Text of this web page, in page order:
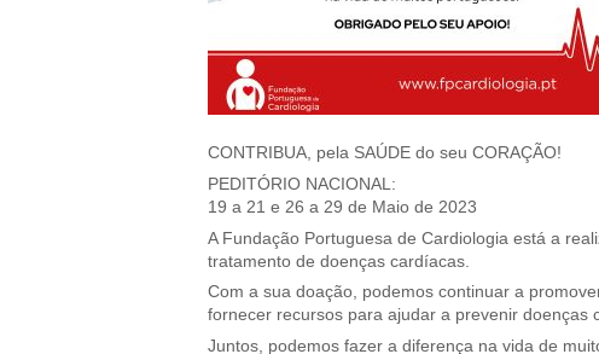
CONTRIBUA, pela SAÚDE do seu CORAÇÃO!
PEDITÓRIO NACIONAL:
19 a 21 e 26 a 29 de Maio de 2023
A Fundação Portuguesa de Cardiologia está a
tratamento de doenças cardíacas.
Com a sua doação, podemos continuar a
fornecer recursos para ajudar a prevenir doenças
Juntos, podemos fazer a diferença na vida de